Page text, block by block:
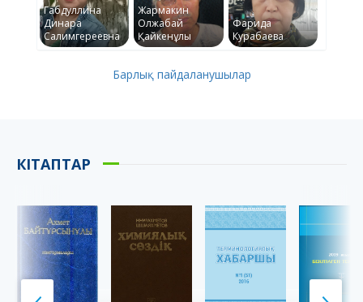
Габдуллина
Динара
Салимгереевна
Жармакин
Олжабай
Қайкенұлы
Фарида
Курабаева
Барлық пайдаланушылар
КІТАПТАР